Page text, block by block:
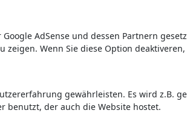
gequetscht Die deutsche
Drohnenabwehr
AdSense und dessen Partnern
Wenn Sie diese Option
gewährleisten. Es wird z.B.
benutzt, der auch die Website hostet.